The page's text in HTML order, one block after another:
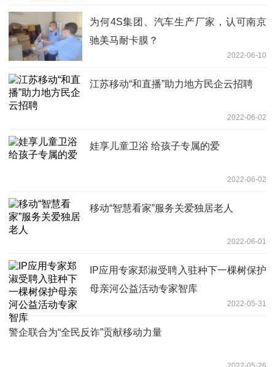
为何4S集团、汽车生产厂家，认可南京
驰美马耐卡膜？
2022-06-10
江苏移动“和直播”助力地方民企云招聘
2022-06-02
娃享儿童卫浴 给孩子专属的爱
2022-06-02
移动“智慧看家”服务关爱独居老人
2022-06-01
IP应用专家郑淑受聘入驻种下一棵树保护
母亲河公益活动专家智库
2022-05-31
警企联合为“全民反诈”贡献移动力量